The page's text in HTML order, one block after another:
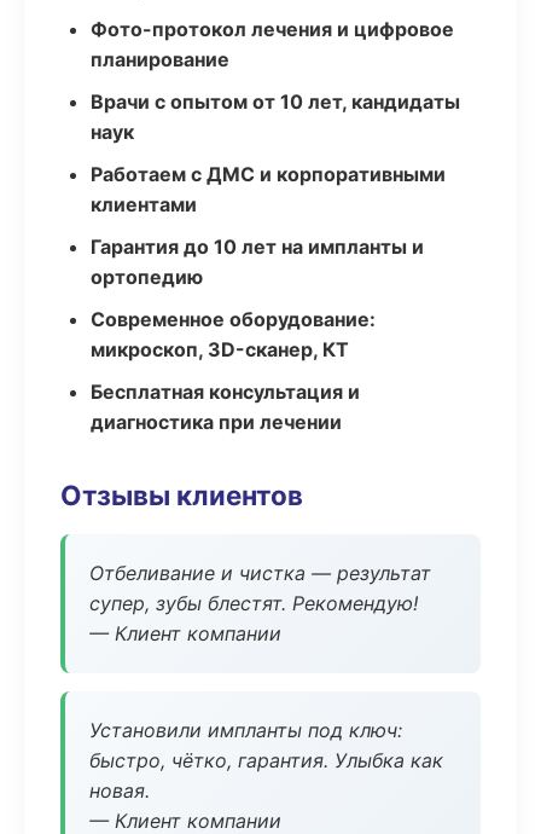
Фото-протокол лечения и цифровое
планирование
Врачи с опытом от 10 лет, кандидаты
наук
Работаем с ДМС и корпоративными
клиентами
Гарантия до 10 лет на импланты и
ортопедию
Современное оборудование:
микроскоп, 3D-сканер, КТ
Бесплатная консультация и
диагностика при лечении
Отзывы клиентов
Отбеливание и чистка — результат
супер, зубы блестят. Рекомендую!
— Клиент компании
Установили импланты под ключ:
быстро, чётко, гарантия. Улыбка как
новая.
— Клиент компании